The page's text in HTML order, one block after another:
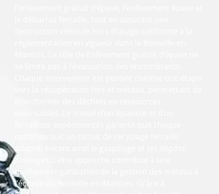
adapté, évitant ainsi le gaspillage et les dépôts
sauvages. Cette approche contribue à une
meilleure organisation de la gestion des métaux à
l’échelle du Boinville-en-Mantois. Grâce à